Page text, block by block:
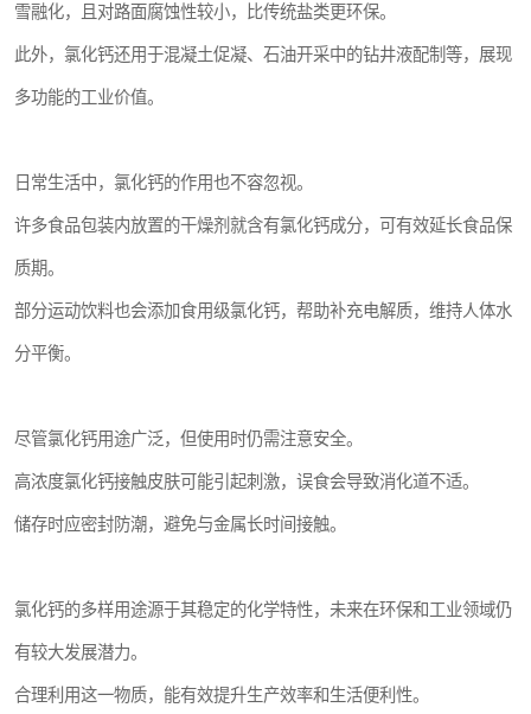
雪融化，且对路面腐蚀性较小，比传统盐类更环保。
此外，氯化钙还用于混凝土促凝、石油开采中的钻井液配制等，展现
多功能的工业价值。
日常生活中，氯化钙的作用也不容忽视。
许多食品包装内放置的干燥剂就含有氯化钙成分，可有效延长食品保
质期。
部分运动饮料也会添加食用级氯化钙，帮助补充电解质，维持人体水
分平衡。
尽管氯化钙用途广泛，但使用时仍需注意安全。
高浓度氯化钙接触皮肤可能引起刺激，误食会导致消化道不适。
储存时应密封防潮，避免与金属长时间接触。
氯化钙的多样用途源于其稳定的化学特性，未来在环保和工业领域仍
有较大发展潜力。
合理利用这一物质，能有效提升生产效率和生活便利性。